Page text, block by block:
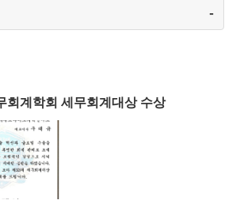
회계학회 세무회계대상 수상